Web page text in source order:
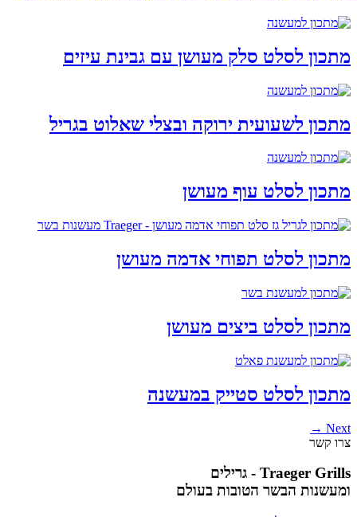
מתכון לסלט סלק מעושן עם גבינת עיזים
מתכון לשעועית ירוקה ובצלי שאלוט בגריל
מתכון לסלט עוף מעושן
מתכון לסלט תפוחי אדמה מעושן
מתכון לסלט ביצים מעושן
מתכון לסלט סטייק במעשנה
Next →
צרו קשר
Traeger Grills - גרילים
ומעשנות הבשר הטובות בעולם